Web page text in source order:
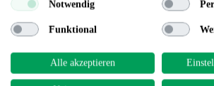
Notwendig
Funktional
Alle akzeptieren